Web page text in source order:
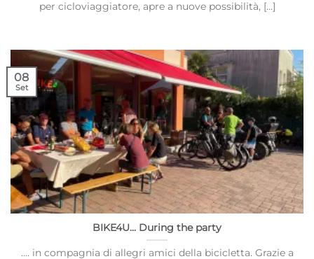
per cicloviaggiatore, apre a nuove possibilità, [...]
BIKE4U... During the party
.... in compagnia di allegri amici della bicicletta. Grazie a
08
Set